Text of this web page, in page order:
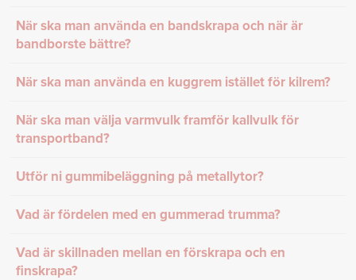
När ska man använda en bandskrapa och när är
bandborste bättre?
När ska man använda en kuggrem istället för kilrem?
När ska man välja varmvulk framför kallvulk för
transportband?
Utför ni gummibeläggning på metallytor?
Vad är fördelen med en gummerad trumma?
Vad är skillnaden mellan en förskrapa och en
finskrapa?